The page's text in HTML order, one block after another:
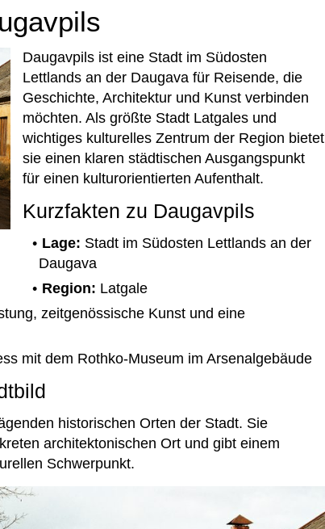
Daugavpils ist eine Stadt im Südosten
Lettlands an der Daugava für Reisende, die
Geschichte, Architektur und Kunst verbinden
möchten. Als größte Stadt Latgales und
wichtiges kulturelles Zentrum der Region bietet
sie einen klaren städtischen Ausgangspunkt
für einen kulturorientierten Aufenthalt.
Kurzfakten zu Daugavpils
Lage: Stadt im Südosten Lettlands an der
Daugava
Region: Latgale
zeitgenössische Kunst und eine
mit dem Rothko-Museum im Arsenalgebäude
historischen Orten der Stadt. Sie
architektonischen Ort und gibt einem
Schwerpunkt.